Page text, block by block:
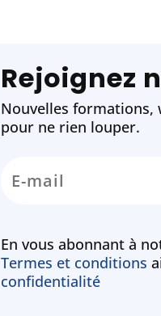
Rejoignez
Nouvelles formations,
pour ne rien louper.
En vous abonnant à
Termes et conditions
confidentialité